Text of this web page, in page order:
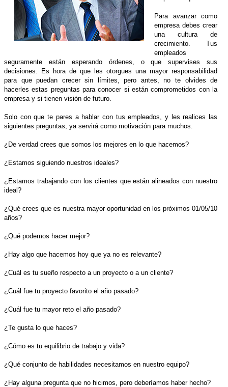
Para avanzar como
empresa debes crear
una cultura de
crecimiento. Tus
empleados
seguramente están esperando órdenes, o que supervises sus
decisiones. Es hora de que les otorgues una mayor responsabilidad
para que puedan crecer sin límites, pero antes, no te olvides de
hacerles estas preguntas para conocer si están comprometidos con la
empresa y si tienen visión de futuro.
Solo con que te pares a hablar con tus empleados, y les realices las
siguientes preguntas, ya servirá como motivación para muchos.
¿De verdad crees que somos los mejores en lo que hacemos?
¿Estamos siguiendo nuestros ideales?
¿Estamos trabajando con los clientes que están alineados con nuestro
ideal?
¿Qué crees que es nuestra mayor oportunidad en los próximos 01/05/10
años?
¿Qué podemos hacer mejor?
¿Hay algo que hacemos hoy que ya no es relevante?
¿Cuál es tu sueño respecto a un proyecto o a un cliente?
¿Cuál fue tu proyecto favorito el año pasado?
¿Cuál fue tu mayor reto el año pasado?
¿Te gusta lo que haces?
¿Cómo es tu equilibrio de trabajo y vida?
¿Qué conjunto de habilidades necesitamos en nuestro equipo?
¿Hay alguna pregunta que no hicimos, pero deberíamos haber hecho?